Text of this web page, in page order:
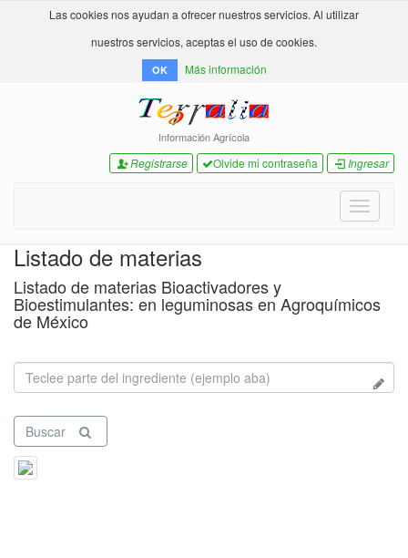
Las cookies nos ayudan a ofrecer nuestros servicios. Al utilizar
nuestros servicios, aceptas el uso de cookies.
OK Más información
Información Agrícola
Registrarse Olvide mi contraseña Ingresar
Toggle
Listado de materias
Listado de materias Bioactivadores y
Bioestimulantes: en leguminosas en Agroquímicos
de México
Buscar